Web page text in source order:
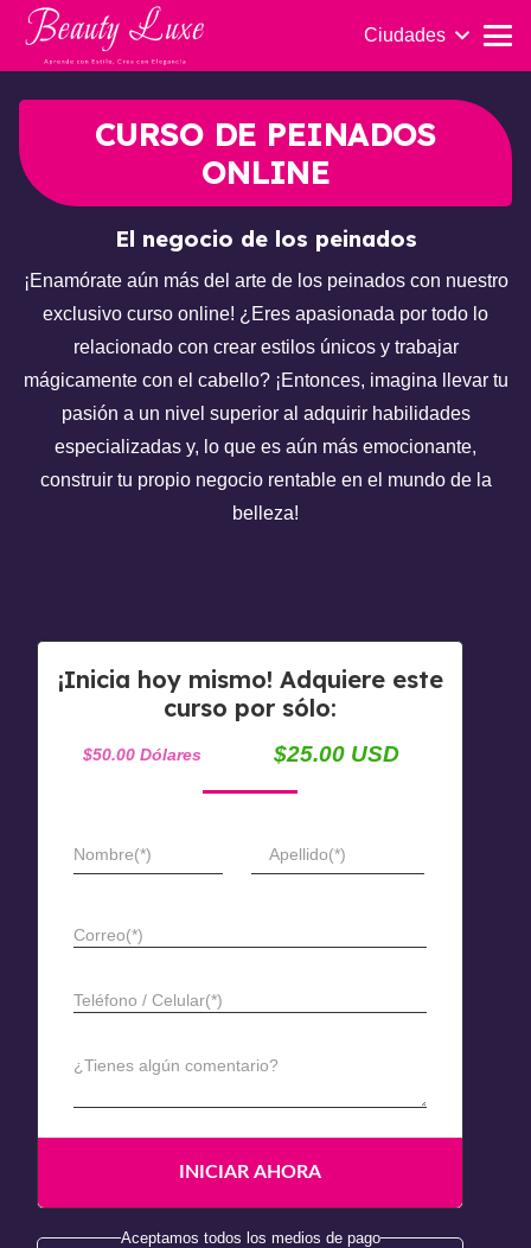
Ciudades
CURSO DE PEINADOS
ONLINE
El negocio de los peinados
¡Enamórate aún más del arte de los peinados con nuestro
exclusivo curso online! ¿Eres apasionada por todo lo
relacionado con crear estilos únicos y trabajar
mágicamente con el cabello? ¡Entonces, imagina llevar tu
pasión a un nivel superior al adquirir habilidades
especializadas y, lo que es aún más emocionante,
construir tu propio negocio rentable en el mundo de la
belleza!
¡Inicia hoy mismo! Adquiere este
curso por sólo:
$50.00 Dólares $25.00 USD
Nombre(*) Apellido(*)
Correo(*)
Teléfono / Celular(*)
¿Tienes algún comentario?
Aceptamos todos los medios de pago